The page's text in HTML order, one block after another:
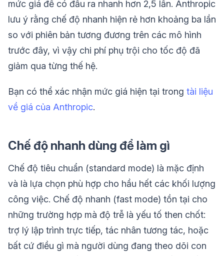
mức giá để có đầu ra nhanh hơn 2,5 lần. Anthropic
lưu ý rằng chế độ nhanh hiện rẻ hơn khoảng ba lần
so với phiên bản tương đương trên các mô hình
trước đây, vì vậy chi phí phụ trội cho tốc độ đã
giảm qua từng thế hệ.
Bạn có thể xác nhận mức giá hiện tại trong tài liệu
về giá của Anthropic.
Chế độ nhanh dùng để làm gì
Chế độ tiêu chuẩn (standard mode) là mặc định
và là lựa chọn phù hợp cho hầu hết các khối lượng
công việc. Chế độ nhanh (fast mode) tồn tại cho
những trường hợp mà độ trễ là yếu tố then chốt:
trợ lý lập trình trực tiếp, tác nhân tương tác, hoặc
bất cứ điều gì mà người dùng đang theo dõi con